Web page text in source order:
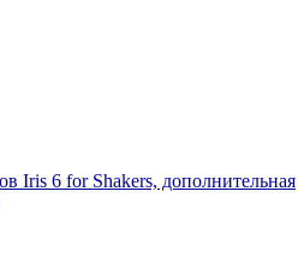
Iris 6 for Shakers, дополнительная